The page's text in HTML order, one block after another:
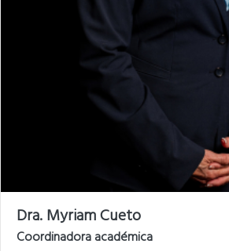
Dra. Myriam Cueto
Coordinadora académica